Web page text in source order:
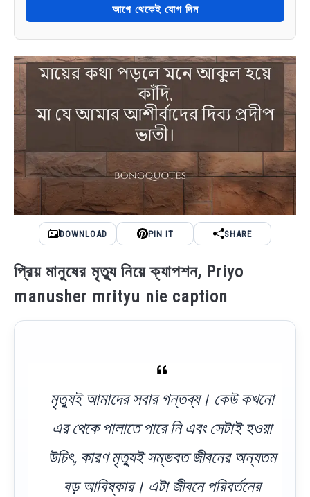
আগে থেকেই যোগ দিন
DOWNLOAD PIN IT SHARE
প্রিয় মানুষের মৃত্যু নিয়ে ক্যাপশন, Priyo
manusher mrityu nie caption
মৃত্যুই আমাদের সবার গন্তব্য। কেউ কখনো
এর থেকে পালাতে পারে নি এবং সেটাই হওয়া
উচিৎ, কারণ মৃত্যুই সম্ভবত জীবনের অন্যতম
বড় আবিষ্কার। এটা জীবনে পরিবর্তনের